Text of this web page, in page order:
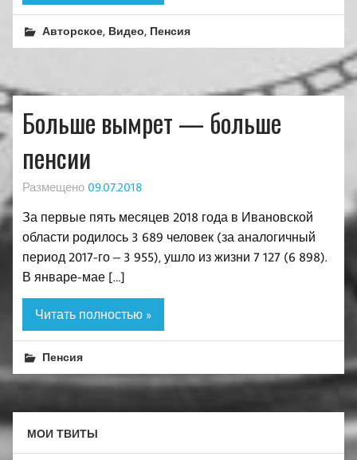
Авторское, Видео, Пенсия
Больше вымрет — больше
пенсии
Размещено 09.07.2018
За первые пять месяцев 2018 года в Ивановской
области родилось 3 689 человек (за аналогичный
период 2017-го – 3 955), ушло из жизни 7 127 (6 898).
В январе-мае […]
Читать полностью »
Пенсия
МОИ ТВИТЫ